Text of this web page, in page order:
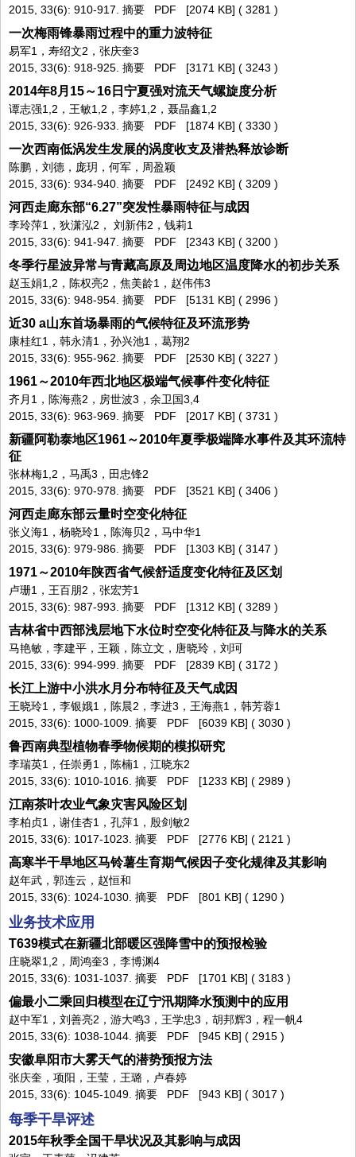
2015, 33(6): 910-917. 摘要 PDF [2074 KB] ( 3281 )
一次梅雨锋暴雨过程中的重力波特征
易军1，寿绍文2，张庆奎3
2015, 33(6): 918-925. 摘要 PDF [3171 KB] ( 3243 )
2014年8月15～16日宁夏强对流天气螺旋度分析
谭志强1,2，王敏1,2，李婷1,2，聂晶鑫1,2
2015, 33(6): 926-933. 摘要 PDF [1874 KB] ( 3330 )
一次西南低涡发生发展的涡度收支及潜热释放诊断
陈鹏，刘德，庞玥，何军，周盈颖
2015, 33(6): 934-940. 摘要 PDF [2492 KB] ( 3209 )
河西走廊东部“6.27”突发性暴雨特征与成因
李玲萍1，狄潇泓2， 刘新伟2，钱莉1
2015, 33(6): 941-947. 摘要 PDF [2343 KB] ( 3200 )
冬季行星波异常与青藏高原及周边地区温度降水的初步关系
赵玉娟1,2，陈权亮2，焦美龄1，赵伟伟3
2015, 33(6): 948-954. 摘要 PDF [5131 KB] ( 2996 )
近30 a山东首场暴雨的气候特征及环流形势
康桂红1，韩永清1，孙兴池1，葛翔2
2015, 33(6): 955-962. 摘要 PDF [2530 KB] ( 3227 )
1961～2010年西北地区极端气候事件变化特征
齐月1，陈海燕2，房世波3，余卫国3,4
2015, 33(6): 963-969. 摘要 PDF [2017 KB] ( 3731 )
新疆阿勒泰地区1961～2010年夏季极端降水事件及其环流特
征
张林梅1,2，马禹3，田忠锋2
2015, 33(6): 970-978. 摘要 PDF [3521 KB] ( 3406 )
河西走廊东部云量时空变化特征
张义海1，杨晓玲1，陈海贝2，马中华1
2015, 33(6): 979-986. 摘要 PDF [1303 KB] ( 3147 )
1971～2010年陕西省气候舒适度变化特征及区划
卢珊1，王百朋2，张宏芳1
2015, 33(6): 987-993. 摘要 PDF [1312 KB] ( 3289 )
吉林省中西部浅层地下水位时空变化特征及与降水的关系
马艳敏，李建平，王颖，陈立文，唐晓玲，刘珂
2015, 33(6): 994-999. 摘要 PDF [2839 KB] ( 3172 )
长江上游中小洪水月分布特征及天气成因
王晓玲1，李银娥1，陈晨2，李进3，王海燕1，韩芳蓉1
2015, 33(6): 1000-1009. 摘要 PDF [6039 KB] ( 3030 )
鲁西南典型植物春季物候期的模拟研究
李瑞英1，任崇勇1，陈楠1，江晓东2
2015, 33(6): 1010-1016. 摘要 PDF [1233 KB] ( 2989 )
江南茶叶农业气象灾害风险区划
李柏贞1，谢佳杏1，孔萍1，殷剑敏2
2015, 33(6): 1017-1023. 摘要 PDF [2776 KB] ( 2121 )
高寒半干旱地区马铃薯生育期气候因子变化规律及其影响
赵年武，郭连云，赵恒和
2015, 33(6): 1024-1030. 摘要 PDF [801 KB] ( 1290 )
业务技术应用
T639模式在新疆北部暖区强降雪中的预报检验
庄晓翠1,2，周鸿奎3，李博渊4
2015, 33(6): 1031-1037. 摘要 PDF [1701 KB] ( 3183 )
偏最小二乘回归模型在辽宁汛期降水预测中的应用
赵中军1，刘善亮2，游大鸣3，王学忠3，胡邦辉3，程一帆4
2015, 33(6): 1038-1044. 摘要 PDF [945 KB] ( 2915 )
安徽阜阳市大雾天气的潜势预报方法
张庆奎，项阳，王莹，王璐，卢春婷
2015, 33(6): 1045-1049. 摘要 PDF [943 KB] ( 3017 )
每季干旱评述
2015年秋季全国干旱状况及其影响与成因